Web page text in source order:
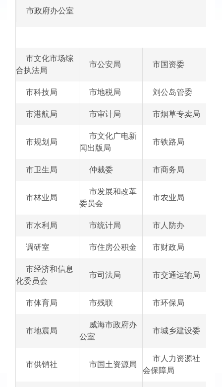
· 2016年
· 2013年
·
· 2011年
·
·
· 2008年
市政府办公室
市文化市场综
合执法局
市公安局 市国资委
市科技局 市地税局 刘公岛管委
市港航局 市审计局 市烟草专卖局
市规划局
市文化广电新
闻出版局
市铁路局
市卫生局 仲裁委 市商务局
市林业局
市发展和改革
委员会
市农业局
市水利局 市统计局 市人防办
调研室 市住房公积金 市财政局
市经济和信息
化委员会
市司法局 市交通运输局
市体育局 市残联 市环保局
市地震局
威海市政府办
公室
市城乡建设委
市供销社 市国土资源局
市人力资源社
会保障局